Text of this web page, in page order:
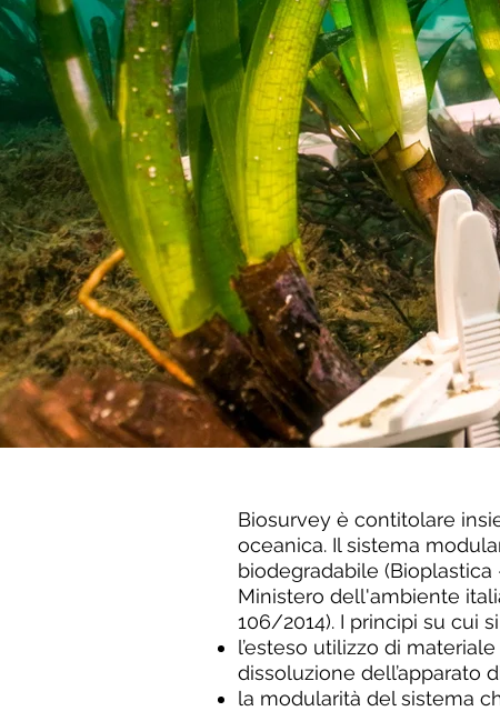
Biosurvey è contitolare
oceanica. Il sistema
biodegradabile
Ministero dell'ambiente
106/2014). I principi su cui
l’esteso utilizzo di
dissoluzione dell’apparato
la modularità del sistema